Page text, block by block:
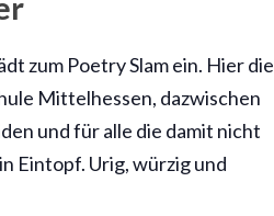
zum Poetry Slam ein. Hier die
Mittelhessen, dazwischen
und für alle die damit nicht
Eintopf. Urig, würzig und